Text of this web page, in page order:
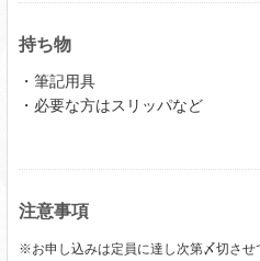
持ち物
・筆記用具
・必要な方はスリッパなど
注意事項
※お申し込みは定員に達し次第〆切させ